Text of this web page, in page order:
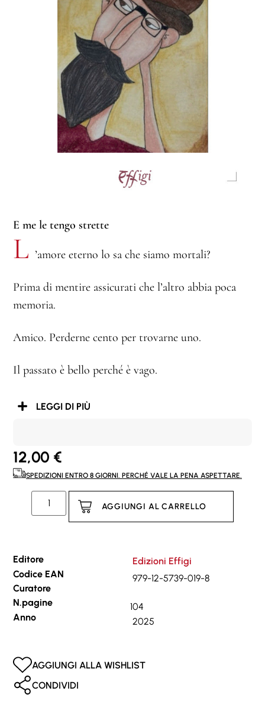
E me le tengo strette
L ’amore eterno lo sa che siamo mortali?
Prima di mentire assicurati che l’altro abbia poca
memoria.
Amico. Perderne cento per trovarne uno.
Il passato è bello perché è vago.
LEGGI DI PIÙ
12,00 €
SPEDIZIONI ENTRO 8 GIORNI. PERCHÉ VALE LA PENA ASPETTARE.
AGGIUNGI AL CARRELLO
Editore
Edizioni Effigi
Codice EAN
979-12-5739-019-8
Curatore
N.pagine
104
Anno
2025
AGGIUNGI ALLA WISHLIST
CONDIVIDI